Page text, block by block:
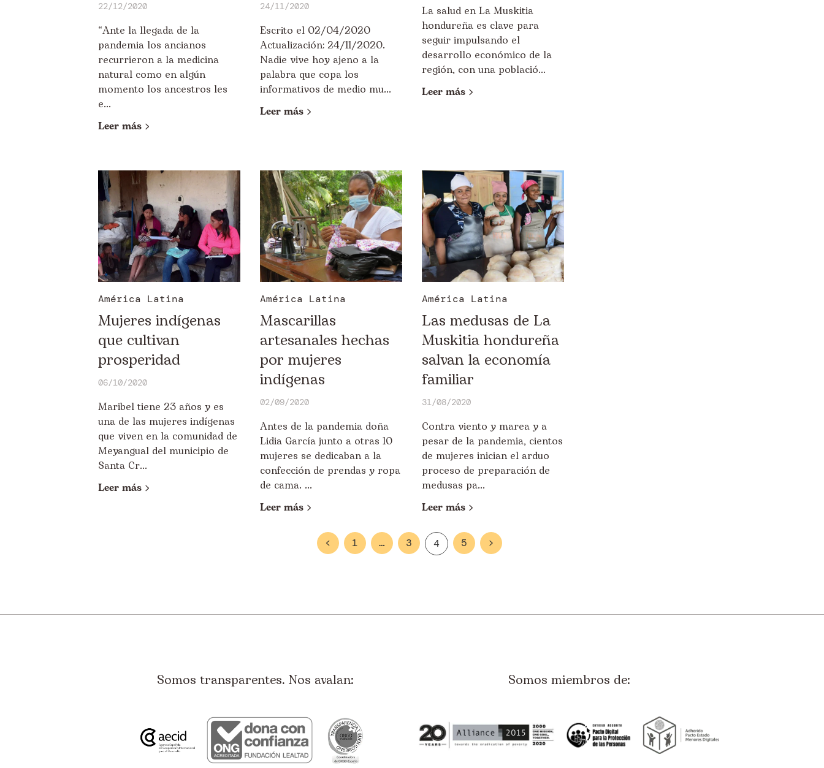
22/12/2020
“Ante la llegada de la
pandemia los ancianos
recurrieron a la medicina
natural como en algún
momento los ancestros les
e...
Leer más
24/11/2020
Escrito el 02/04/2020
Actualización: 24/11/2020.
Nadie vive hoy ajeno a la
palabra que copa los
informativos de medio mu...
Leer más
La salud en La Muskitia
hondureña es clave para
seguir impulsando el
desarrollo económico de la
región, con una població...
Leer más
América Latina
Mujeres indígenas
que cultivan
prosperidad
06/10/2020
Maribel tiene 23 años y es
una de las mujeres indígenas
que viven en la comunidad de
Meyangual del municipio de
Santa Cr...
Leer más
América Latina
Mascarillas
artesanales hechas
por mujeres
indígenas
02/09/2020
Antes de la pandemia doña
Lidia García junto a otras 10
mujeres se dedicaban a la
confección de prendas y ropa
de cama. ...
Leer más
América Latina
Las medusas de La
Muskitia hondureña
salvan la economía
familiar
31/08/2020
Contra viento y marea y a
pesar de la pandemia, cientos
de mujeres inician el arduo
proceso de preparación de
medusas pa...
Leer más
< 1 … 3 4 5 >
Somos transparentes. Nos avalan: Somos miembros de: